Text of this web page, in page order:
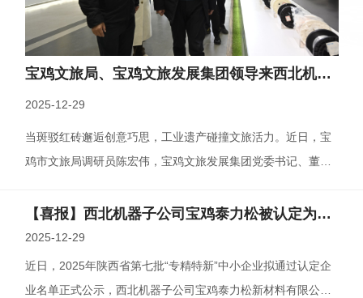
宝鸡文旅局、宝鸡文旅发展集团领导来西北机器考察交流
2025-12-29
当斑驳红砖邂逅创意巧思，工业遗产碰撞文旅活力。近日，宝
鸡市文旅局调研员陈宏伟，宝鸡文旅发展集团党委书记、董事
【喜报】西北机器子公司宝鸡泰力松被认定为陕西省“专精特新”中小企业
2025-12-29
近日，2025年陕西省第七批“专精特新”中小企业拟通过认定企
业名单正式公示，西北机器子公司宝鸡泰力松新材料有限公司